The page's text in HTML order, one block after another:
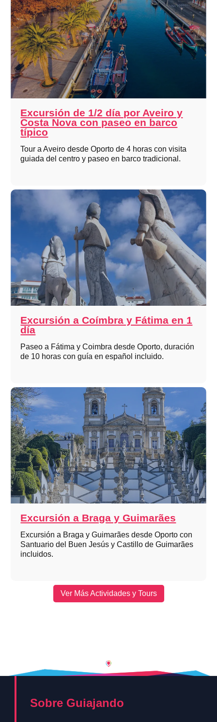
Excursión de 1/2 día por Aveiro y
Costa Nova con paseo en barco
típico
Tour a Aveiro desde Oporto de 4 horas con visita
guiada del centro y paseo en barco tradicional.
Excursión a Coímbra y Fátima en 1
día
Paseo a Fátima y Coimbra desde Oporto, duración
de 10 horas con guía en español incluido.
Excursión a Braga y Guimarães
Excursión a Braga y Guimarães desde Oporto con
Santuario del Buen Jesús y Castillo de Guimarães
incluidos.
Ver Más Actividades y Tours
Sobre Guiajando